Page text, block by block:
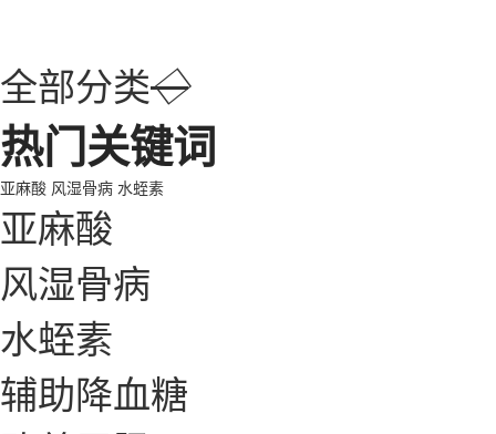
全部分类◇
热门关键词
亚麻酸 风湿骨病 水蛭素
亚麻酸
风湿骨病
水蛭素
辅助降血糖